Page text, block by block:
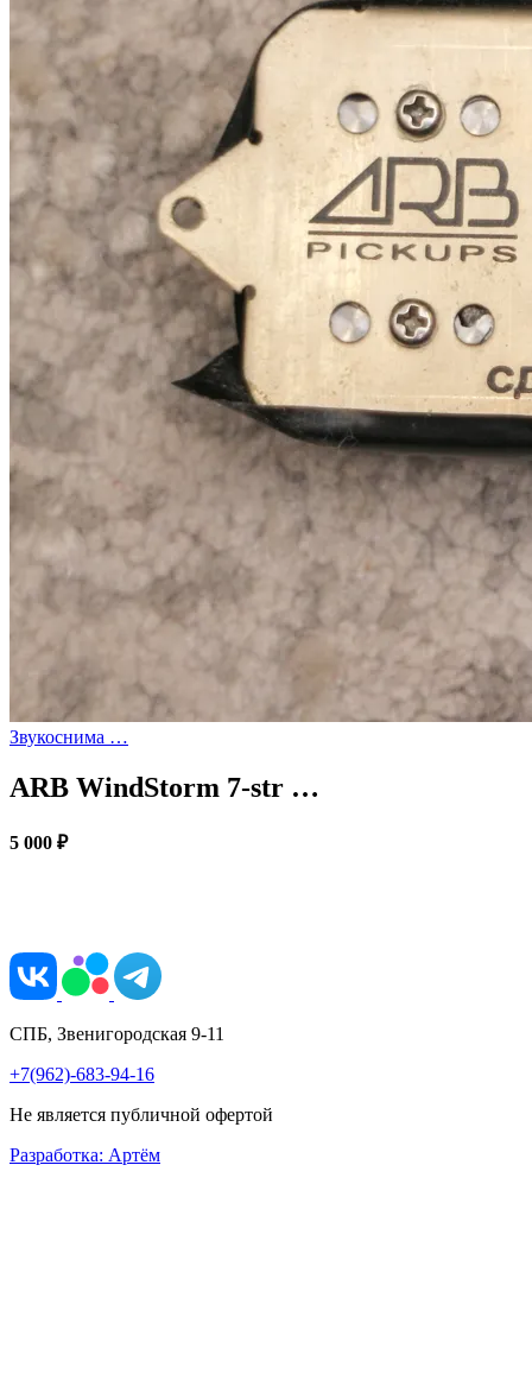
Звукоснима …
ARB WindStorm 7-str …
5 000 ₽
СПБ, Звенигородская 9-11
+7(962)-683-94-16
Не является публичной офертой
Разработка: Артём